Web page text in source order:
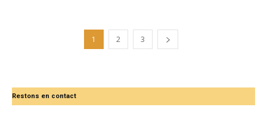
1 2 3
Restons en contact